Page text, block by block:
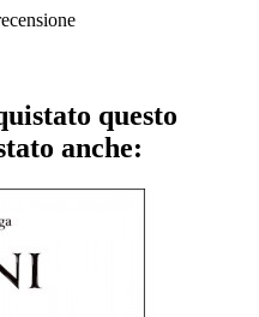
questo
anche: